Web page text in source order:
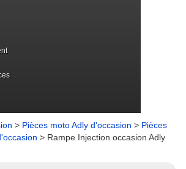
> Pièces moto Adly d'occasion > Pièces
> Rampe Injection occasion Adly